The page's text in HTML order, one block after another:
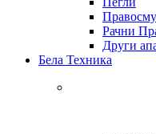
Рачни
Други
Бела Техника